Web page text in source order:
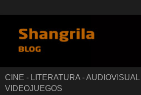
CINE - LITERATURA -
VIDEOJUEGOS